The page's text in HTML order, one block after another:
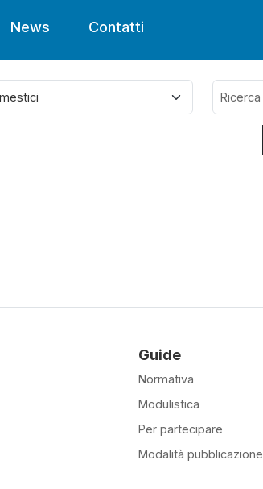
News Contatti
Guide
Normativa
Modulistica
Per partecipare
Modalità pubblicazione